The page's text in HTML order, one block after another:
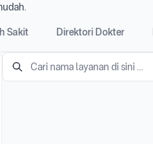
Sakit Direktori Dokter